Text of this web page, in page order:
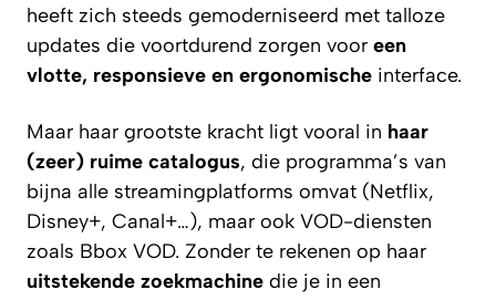
heeft zich steeds gemoderniseerd met talloze
updates die voortdurend zorgen voor een
vlotte, responsieve en ergonomische interface.
Maar haar grootste kracht ligt vooral in haar
(zeer) ruime catalogus, die programma’s van
bijna alle streamingplatforms omvat (Netflix,
Disney+, Canal+…), maar ook VOD-diensten
zoals Bbox VOD. Zonder te rekenen op haar
uitstekende zoekmachine die je in een